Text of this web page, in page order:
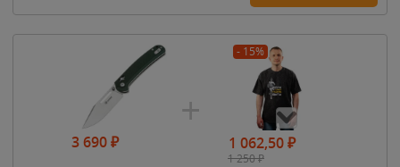
3 690₽
- 15%
1 062,50₽
1 250₽